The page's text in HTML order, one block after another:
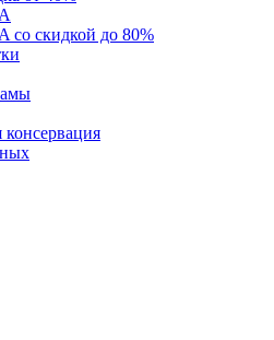
со скидкой до 80%